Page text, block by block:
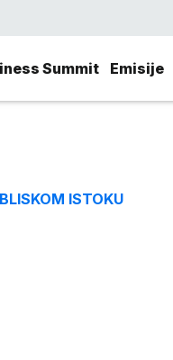
Summit Emisije
ISTOKU